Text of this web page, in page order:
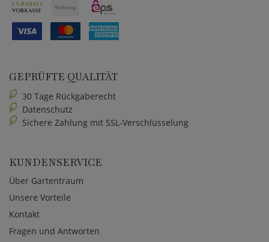
GEPRÜFTE QUALITÄT
30 Tage Rückgaberecht
Datenschutz
Sichere Zahlung mit SSL-Verschlüsselung
KUNDENSERVICE
Über Gartentraum
Unsere Vorteile
Kontakt
Fragen und Antworten